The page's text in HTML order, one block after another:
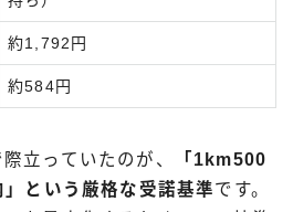
約1,792円
約584円
立っていたのが、
「1km500
という厳格な受諾基準です。